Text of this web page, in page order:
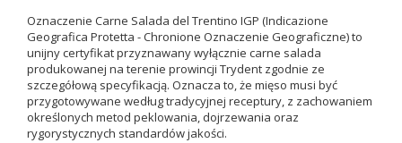
Oznaczenie Carne Salada del Trentino IGP (Indicazione
Geografica Protetta - Chronione Oznaczenie Geograficzne) to
unijny certyfikat przyznawany wyłącznie carne salada
produkowanej na terenie prowincji Trydent zgodnie ze
szczegółową specyfikacją. Oznacza to, że mięso musi być
przygotowywane według tradycyjnej receptury, z zachowaniem
określonych metod peklowania, dojrzewania oraz
rygorystycznych standardów jakości.